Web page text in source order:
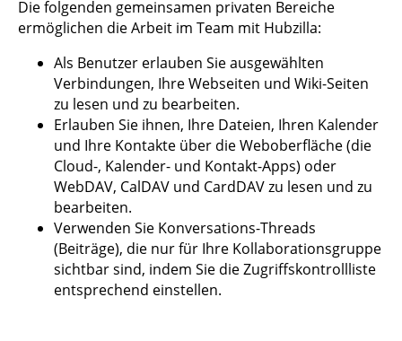
Die folgenden gemeinsamen privaten Bereiche
ermöglichen die Arbeit im Team mit Hubzilla:
Als Benutzer erlauben Sie ausgewählten
Verbindungen, Ihre Webseiten und Wiki-Seiten
zu lesen und zu bearbeiten.
Erlauben Sie ihnen, Ihre Dateien, Ihren Kalender
und Ihre Kontakte über die Weboberfläche (die
Cloud-, Kalender- und Kontakt-Apps) oder
WebDAV, CalDAV und CardDAV zu lesen und zu
bearbeiten.
Verwenden Sie Konversations-Threads
(Beiträge), die nur für Ihre Kollaborationsgruppe
sichtbar sind, indem Sie die Zugriffskontrollliste
entsprechend einstellen.